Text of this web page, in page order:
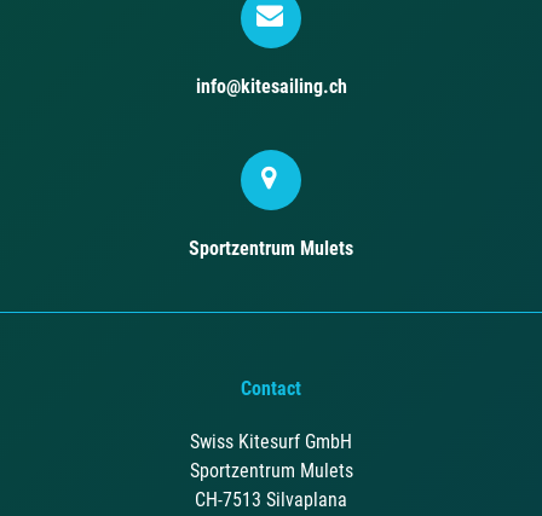
info@kitesailing.ch
Sportzentrum Mulets
Contact
Swiss Kitesurf GmbH
Sportzentrum Mulets
CH-7513 Silvaplana